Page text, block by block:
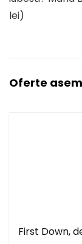
lei)
Oferte
First Down,